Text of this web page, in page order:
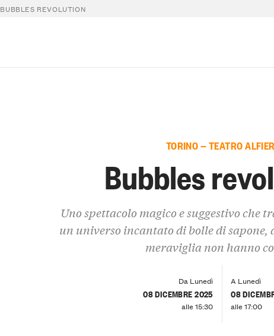
BUBBLES REVOLUTION
TORINO — TEATRO
Bubbles
Uno spettacolo magico e suggestivo che
un universo incantato di bolle di sapone,
meraviglia non hanno
Da Lunedì
08 DICEMBRE 2025
alle 15:30
A Lunedì
08
alle 17:00